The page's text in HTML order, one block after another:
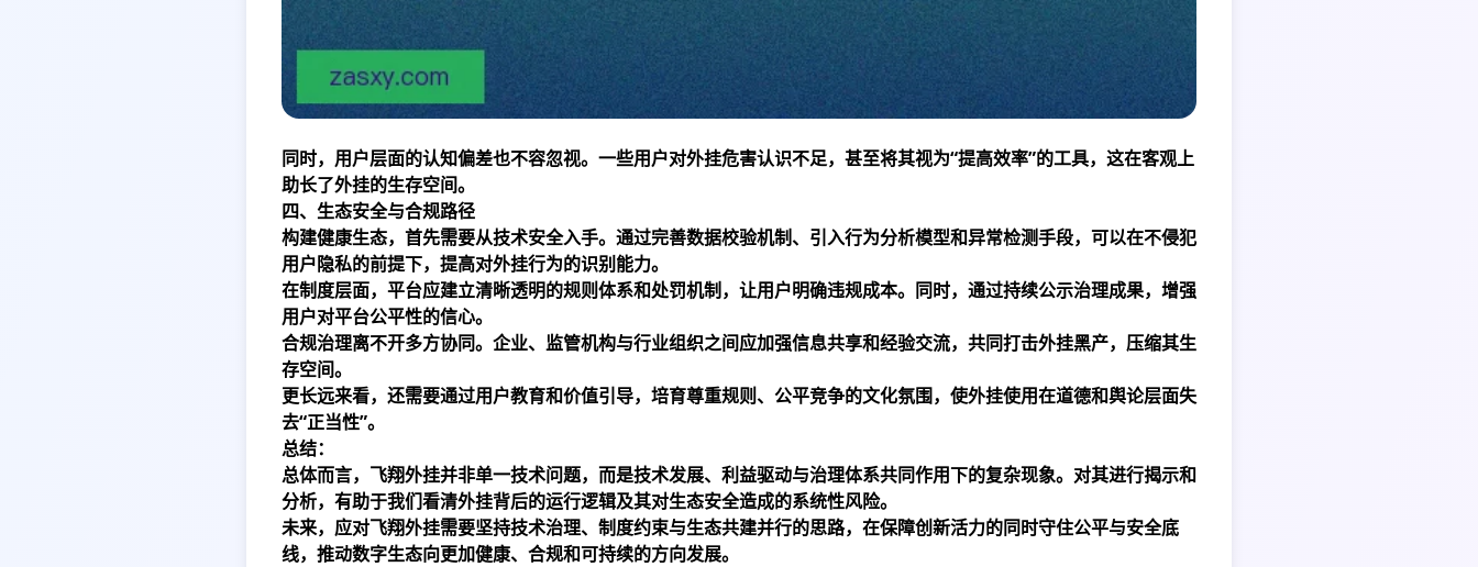
同时，用户层面的认知偏差也不容忽视。一些用户对外挂危害认识不足，甚至将其视为“提高效率”的工具，这在客观上
助长了外挂的生存空间。
四、生态安全与合规路径
构建健康生态，首先需要从技术安全入手。通过完善数据校验机制、引入行为分析模型和异常检测手段，可以在不侵犯
用户隐私的前提下，提高对外挂行为的识别能力。
在制度层面，平台应建立清晰透明的规则体系和处罚机制，让用户明确违规成本。同时，通过持续公示治理成果，增强
用户对平台公平性的信心。
合规治理离不开多方协同。企业、监管机构与行业组织之间应加强信息共享和经验交流，共同打击外挂黑产，压缩其生
存空间。
更长远来看，还需要通过用户教育和价值引导，培育尊重规则、公平竞争的文化氛围，使外挂使用在道德和舆论层面失
去“正当性”。
总结：
总体而言，飞翔外挂并非单一技术问题，而是技术发展、利益驱动与治理体系共同作用下的复杂现象。对其进行揭示和
分析，有助于我们看清外挂背后的运行逻辑及其对生态安全造成的系统性风险。
未来，应对飞翔外挂需要坚持技术治理、制度约束与生态共建并行的思路，在保障创新活力的同时守住公平与安全底
线，推动数字生态向更加健康、合规和可持续的方向发展。